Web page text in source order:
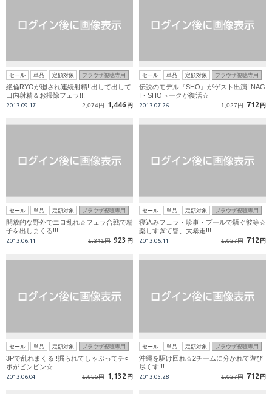
セール 単品 定額対象 ブラウザ視聴専用
絶倫RYOが廻され連続射精!!出して出して
口内射精＆お掃除フェラ!!!
2013.09.17 2,074円 1,446 円
セール 単品 定額対象 ブラウザ視聴専用
伝説のモデル『SHO』がゲスト出演!!NAG
I・SHOトークが復活☆
2013.07.26 1,027円 712 円
セール 単品 定額対象 ブラウザ視聴専用
開放的な野外でエロ乱れ☆フェラ合戦で精
子を出しまくる!!!
2013.06.11 1,341円 923 円
セール 単品 定額対象 ブラウザ視聴専用
寝込みフェラ・珍事・プールで騒ぐ彼等☆
楽しすぎて皆、大暴走!!!
2013.06.11 1,027円 712 円
セール 単品 定額対象 ブラウザ視聴専用
3Pで乱れまくる!!掘られてしゃぶってチ○
ポがビンビン☆
2013.06.04 1,655円 1,132 円
セール 単品 定額対象 ブラウザ視聴専用
沖縄を駆け回れ☆2チームに分かれて遊び
尽くす!!!
2013.05.28 1,027円 712 円